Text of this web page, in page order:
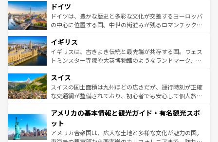
せる。地方によって風土や気候が異なるスペインはその個
性で訪れる人を魅了する。 なお、新着のスペイン情報は コ
ンテンツ一覧を参照してほしい。
で、幅広い魅力が詰まっている。華麗な宮殿、歴史的な大
聖堂、美しいビーチ、そして豊かな自然が、訪れる者を心
から魅了する。また、フランスは美食の国としても知ら
いる。シャンパンの発祥地であるランス、プロヴァンスの
香り高いラベンダー畑など、多彩な楽しみ方が可能だ。さ
らに、パリ以外の地域にも魅力が溢れており、どの街角に
れる地方に足を運ぶとそれぞれで全く異なる文化を体験で
きるだろう。 なお、新着のフランス情報はコンテンツ一覧
を参照してほしい。
ドイツ
ドイツは、豊かな歴史と多彩な文化が交差するヨーロッパ
の中心に位置する国。中世の街並みが残るロマンチック街
顔を持つこの国は、どこを歩いても飽きることがない。ベ
ルリンの文化的活気、バイエルン州のアルプスの絶景、そ
してライン川沿いのワイン畑といった風景は必見。ビール
は、お酒好きな人にはぜひ体験してほしい。 なお、新着の
ドイツ情報はコンテンツ一覧を参照してほしい。
イギリス
イギリスは、古きよき伝統と最先端が共存する国。ウェス
トミンスター寺院や大英博物館のようなランドマーク、歴
リアごとに異なる魅力がある。また、優雅なアフタヌーン
ティー、ビール好きにはたまらない英国パブ、サッカー観
戦など、本場だからこそできる体験も豊富。イギリスを旅
ンツ一覧を参照してほしい。
スイス
スイスの国土面積は九州ほどの広さだが、運行時刻が正確
な交通網が整備されており、初心者でも安心して個人旅行
の建物がそのまま残る町や、スイスならではのユニークな
博物館もあり、アルプス観光だけでなく町歩きも満喫する
ことができる。国民の所得が高いため物価も高いが、旅行
者向けの交通パス提供のサービスもあり、うまく活用すれ
アメリカの基本情報と観光ガイド・有名観光スポ
ット
アメリカ合衆国は、広大な土地と多様な文化が魅力の国。